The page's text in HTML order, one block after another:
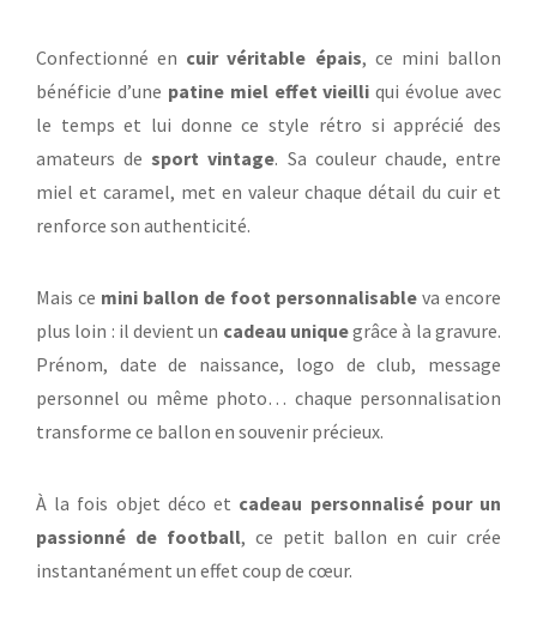
Confectionné en cuir véritable épais, ce mini ballon
bénéficie d’une patine miel effet vieilli qui évolue avec
le temps et lui donne ce style rétro si apprécié des
amateurs desport vintage. Sa couleur chaude, entre
miel et caramel, met en valeur chaque détail du cuir et
renforce son authenticité.
Mais ce mini ballon de foot personnalisable va encore
plus loin : il devient un cadeau uniquegrâce à la gravure.
Prénom, date de naissance, logo de club, message
personnel ou même photo… chaque personnalisation
transforme ce ballon en souvenir précieux.
À la fois objet déco et cadeau personnalisé pour un
passionné de football, ce petit ballon en cuir crée
instantanément un effet coup de cœur.